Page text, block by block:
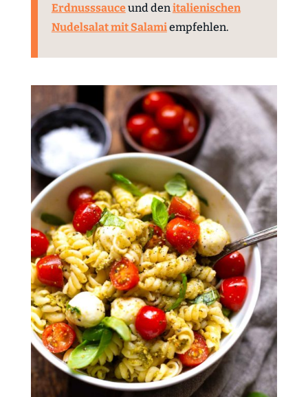
Erdnusssauceund den italienischen
Nudelsalat mit Salamiempfehlen.